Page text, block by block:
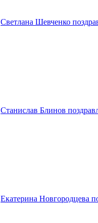
Светлана Шевченко
Станислав Блинов
Екатерина Новгородцева